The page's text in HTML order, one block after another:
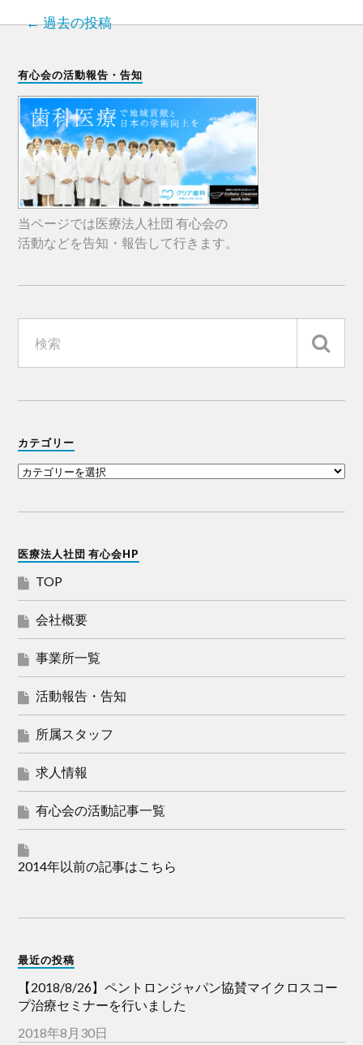
過去の投稿
有心会の活動報告・告知
当ページでは医療法人社団 有心会の
活動などを告知・報告して行きます。
カテゴリー
医療法人社団 有心会HP
TOP
会社概要
事業所一覧
活動報告・告知
所属スタッフ
求人情報
有心会の活動記事一覧
2014年以前の記事はこちら
最近の投稿
【2018/8/26】ペントロンジャパン協賛マイクロスコー
プ治療セミナーを行いました
2018年8月30日